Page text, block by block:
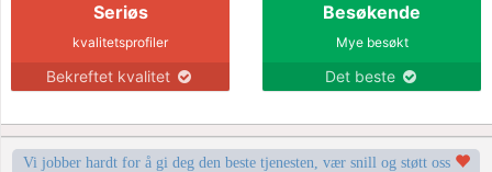
Seriøs
kvalitetsprofiler
Bekreftet kvalitet
Besøkende
Mye besøkt
Det beste
Vi jobber hardt for å gi deg den beste tjenesten, vær snill og støtt oss